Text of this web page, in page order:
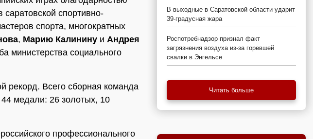
спортивно-
спорта, многократных
, Марию Калинину и Андрея
министерства социального
рекорд. Всего сборная команда
медали: 26 золотых, 10
профессионального
В выходные в Саратовской области ударит
39-градусная жара
Роспотребнадзор признал факт
загрязнения воздуха из-за горевшей
свалки в Энгельсе
Читать больше